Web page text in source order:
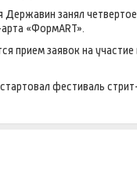
Державин занял
«ФормАRТ».
прием заявок на
фестиваль